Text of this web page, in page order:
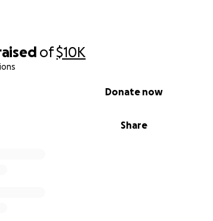
of$10K
Share
Donate now